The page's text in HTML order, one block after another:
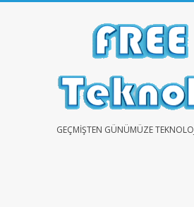
FREEGEÇMIŞTEN GÜNÜMÜZE